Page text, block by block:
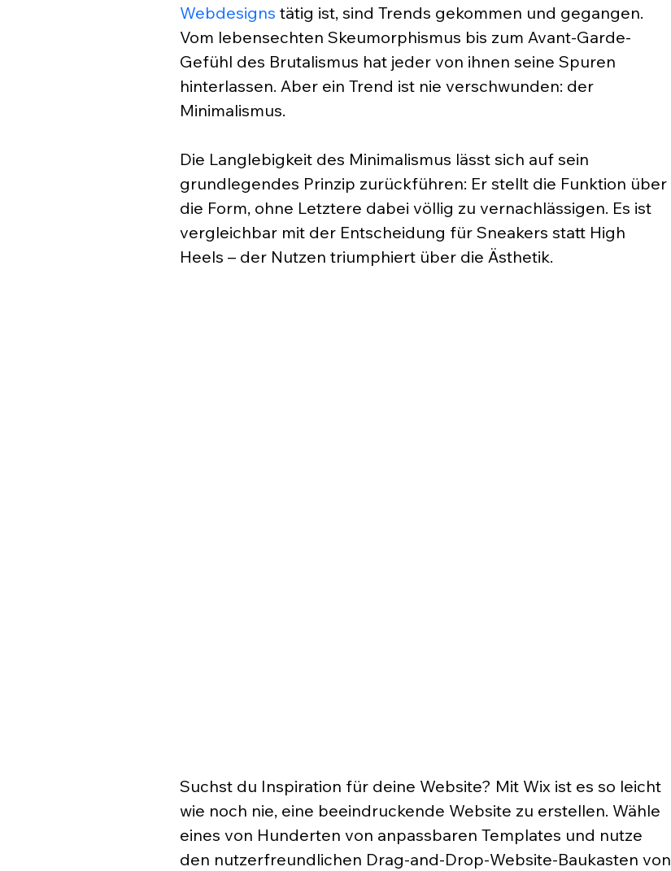
Webdesigns tätig ist, sind Trends gekommen und gegangen.
Vom lebensechten Skeumorphismus bis zum Avant-Garde-
Gefühl des Brutalismus hat jeder von ihnen seine Spuren
hinterlassen. Aber ein Trend ist nie verschwunden: der
Minimalismus.
Die Langlebigkeit des Minimalismus lässt sich auf sein
grundlegendes Prinzip zurückführen: Er stellt die Funktion über
die Form, ohne Letztere dabei völlig zu vernachlässigen. Es ist
vergleichbar mit der Entscheidung für Sneakers statt High
Heels – der Nutzen triumphiert über die Ästhetik.
Suchst du Inspiration für deine Website? Mit Wix ist es so leicht
wie noch nie, eine beeindruckende Website zu erstellen. Wähle
eines von Hunderten von anpassbaren Templates und nutze
den nutzerfreundlichen Drag-and-Drop-Website-Baukasten von